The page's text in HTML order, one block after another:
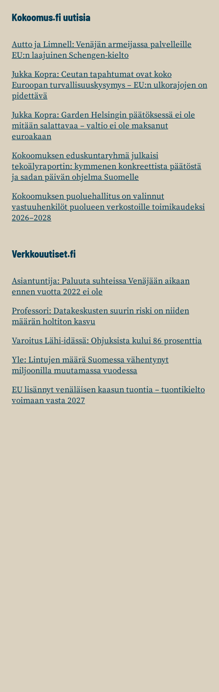
Kokoomus.fi uutisia
Autto ja Limnell: Venäjän armeijassa palvelleille
EU:n laajuinen Schengen-kielto
Jukka Kopra: Ceutan tapahtumat ovat koko
Euroopan turvallisuuskysymys – EU:n ulkorajojen on
pidettävä
Jukka Kopra: Garden Helsingin päätöksessä ei ole
mitään salattavaa – valtio ei ole maksanut
euroakaan
Kokoomuksen eduskuntaryhmä julkaisi
tekoälyraportin: kymmenen konkreettista päätöstä
ja sadan päivän ohjelma Suomelle
Kokoomuksen puoluehallitus on valinnut
vastuuhenkilöt puolueen verkostoille toimikaudeksi
2026–2028
Verkkouutiset.fi
Asiantuntija: Paluuta suhteissa Venäjään aikaan
ennen vuotta 2022 ei ole
Professori: Datakeskusten suurin riski on niiden
määrän holtiton kasvu
Varoitus Lähi-idässä: Ohjuksista kului 86 prosenttia
Yle: Lintujen määrä Suomessa vähentynyt
miljoonilla muutamassa vuodessa
EU lisännyt venäläisen kaasun tuontia – tuontikielto
voimaan vasta 2027